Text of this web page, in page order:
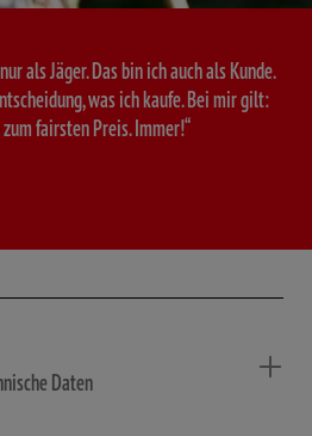
als Jäger. Das bin ich auch als Kunde.
was ich kaufe. Bei mir gilt:
fairsten Preis. Immer!“
Daten